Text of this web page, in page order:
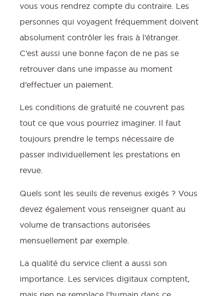
vous vous rendrez compte du contraire. Les
personnes qui voyagent fréquemment doivent
absolument contrôler les frais à l’étranger.
C’est aussi une bonne façon de ne pas se
retrouver dans une impasse au moment
d’effectuer un paiement.
Les conditions de gratuité ne couvrent pas
tout ce que vous pourriez imaginer. Il faut
toujours prendre le temps nécessaire de
passer individuellement les prestations en
revue.
Quels sont les seuils de revenus exigés ? Vous
devez également vous renseigner quant au
volume de transactions autorisées
mensuellement par exemple.
La qualité du service client a aussi son
importance. Les services digitaux comptent,